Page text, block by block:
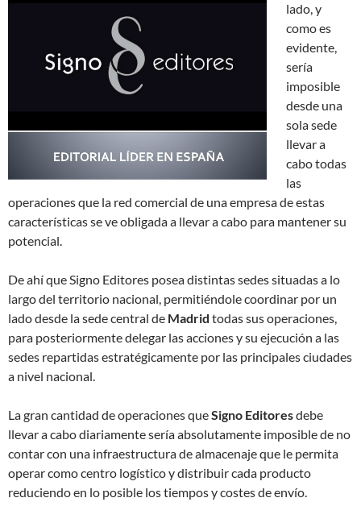
lado, y
como es
evidente,
sería
imposible
desde una
sola sede
llevar a
cabo todas
las
operaciones que la red comercial de una empresa de estas
características se ve obligada a llevar a cabo para mantener su
potencial.
De ahí que Signo Editores posea distintas sedes situadas a lo
largo del territorio nacional, permitiéndole coordinar por un
lado desde la sede central de Madrid todas sus operaciones,
para posteriormente delegar las acciones y su ejecución a las
sedes repartidas estratégicamente por las principales ciudades
a nivel nacional.
La gran cantidad de operaciones queSigno Editoresdebe
llevar a cabo diariamente sería absolutamente imposible de no
contar con una infraestructura de almacenaje que le permita
operar como centro logístico y distribuir cada producto
reduciendo en lo posible los tiempos y costes de envío.